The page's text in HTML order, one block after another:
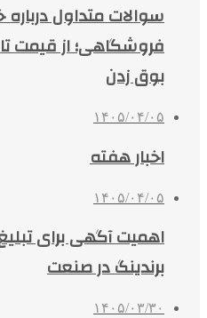
سوالات متداول
فروشگاهی؛ از قیمت
بوق زدن
۱۴۰۵/۰۴/۰۵
اخبار هفته
۱۴۰۵/۰۴/۰۵
اهمیت آگهی برای
برندینگ در صنعت
۱۴۰۵/۰۳/۳۰